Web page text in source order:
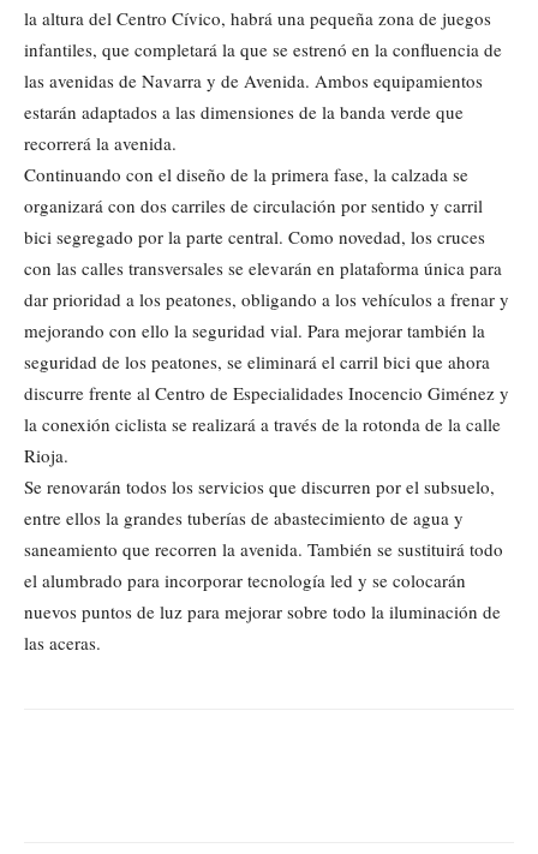
la altura del Centro Cívico, habrá una pequeña zona de juegos
infantiles, que completará la que se estrenó en la confluencia de
las avenidas de Navarra y de Avenida. Ambos equipamientos
estarán adaptados a las dimensiones de la banda verde que
recorrerá la avenida.
Continuando con el diseño de la primera fase, la calzada se
organizará con dos carriles de circulación por sentido y carril
bici segregado por la parte central. Como novedad, los cruces
con las calles transversales se elevarán en plataforma única para
dar prioridad a los peatones, obligando a los vehículos a frenar y
mejorando con ello la seguridad vial. Para mejorar también la
seguridad de los peatones, se eliminará el carril bici que ahora
discurre frente al Centro de Especialidades Inocencio Giménez y
la conexión ciclista se realizará a través de la rotonda de la calle
Rioja.
Se renovarán todos los servicios que discurren por el subsuelo,
entre ellos la grandes tuberías de abastecimiento de agua y
saneamiento que recorren la avenida. También se sustituirá todo
el alumbrado para incorporar tecnología led y se colocarán
nuevos puntos de luz para mejorar sobre todo la iluminación de
las aceras.